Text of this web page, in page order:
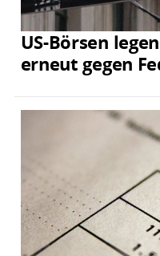
US-Börsen
erneut gegen